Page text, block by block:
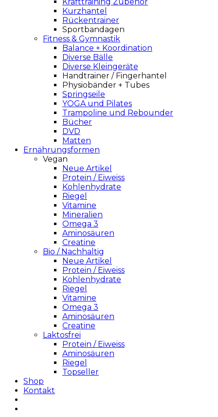
Kurzhantel
Rückentrainer
Sportbandagen
Fitness & Gymnastik
Balance + Koordination
Diverse Bälle
Diverse Kleingeräte
Handtrainer / Fingerhantel
Physiobänder + Tubes
Springseile
YOGA und Pilates
Trampoline und Rebounder
Bücher
DVD
Matten
Ernährungsformen
Vegan
Neue Artikel
Protein / Eiweiss
Kohlenhydrate
Riegel
Vitamine
Mineralien
Omega 3
Aminosäuren
Creatine
Bio / Nachhaltig
Neue Artikel
Protein / Eiweiss
Kohlenhydrate
Riegel
Vitamine
Omega 3
Aminosäuren
Creatine
Laktosfrei
Protein / Eiweiss
Aminosäuren
Riegel
Topseller
Shop
Kontakt